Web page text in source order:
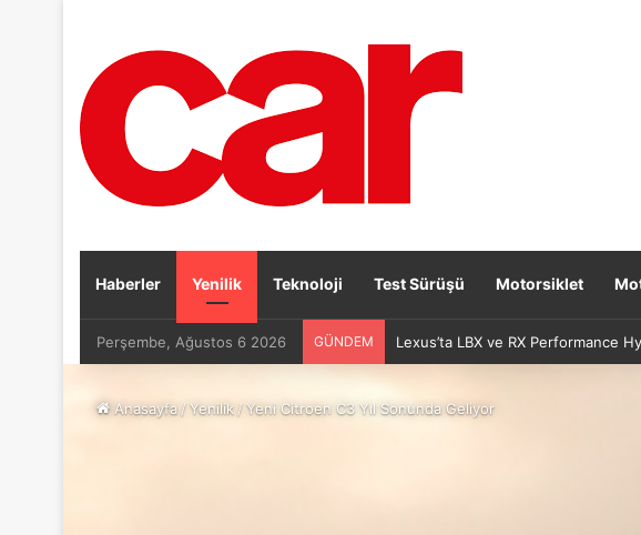
Haberler Yenilik Teknoloji Test Sürüşü Motorsiklet
Perşembe, Ağustos 6 2026 GÜNDEM Lexus’ta LBX ve RX Performance
Anasayfa/Yenilik/Yeni Citroen C3 Yıl Sonunda Geliyor